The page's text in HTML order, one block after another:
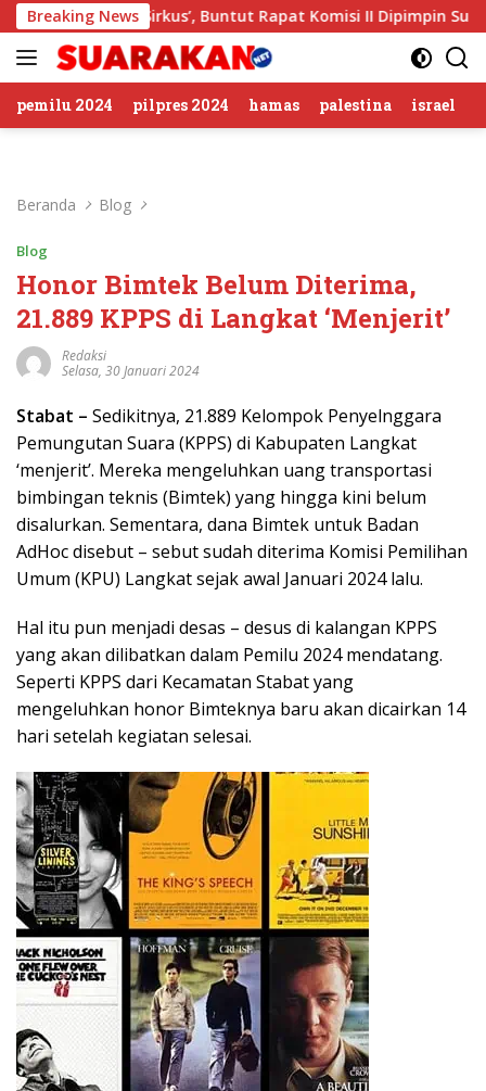
Langsung
ke
konten
Breaking News
Sirkus’, Buntut Rapat Komisi II Dipimpin Sufmi Dasco
pemilu 2024 pilpres 2024 hamas palestina israel
Beranda Blog
Blog
Honor Bimtek Belum Diterima,
21.889 KPPS di Langkat ‘Menjerit’
Redaksi
Selasa, 30 Januari 2024
Stabat – Sedikitnya, 21.889 Kelompok Penyelnggara
Pemungutan Suara (KPPS) di Kabupaten Langkat
‘menjerit’. Mereka mengeluhkan uang transportasi
bimbingan teknis (Bimtek) yang hingga kini belum
disalurkan. Sementara, dana Bimtek untuk Badan
AdHoc disebut – sebut sudah diterima Komisi Pemilihan
Umum (KPU) Langkat sejak awal Januari 2024 lalu.
Hal itu pun menjadi desas – desus di kalangan KPPS
yang akan dilibatkan dalam Pemilu 2024 mendatang.
Seperti KPPS dari Kecamatan Stabat yang
mengeluhkan honor Bimteknya baru akan dicairkan 14
hari setelah kegiatan selesai.